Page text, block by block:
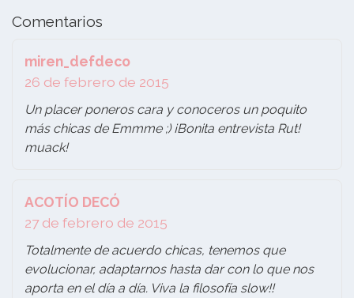
Comentarios
miren_defdeco
26 de febrero de 2015
Un placer poneros cara y conoceros un poquito
más chicas de Emmme ;) ¡Bonita entrevista Rut!
muack!
ACOTÍO DECÓ
27 de febrero de 2015
Totalmente de acuerdo chicas, tenemos que
evolucionar, adaptarnos hasta dar con lo que nos
aporta en el día a día. Viva la filosofía slow!!